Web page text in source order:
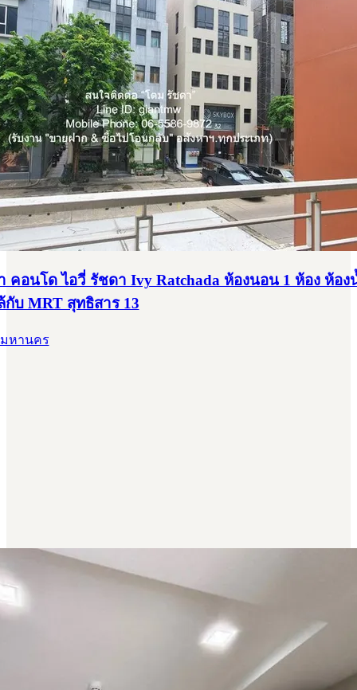
คอนโด ไอวี่ รัชดา Ivy Ratchada ห้องนอน 1 ห้อง ห้อ
บ MRT สุทธิสาร 13
มหานคร